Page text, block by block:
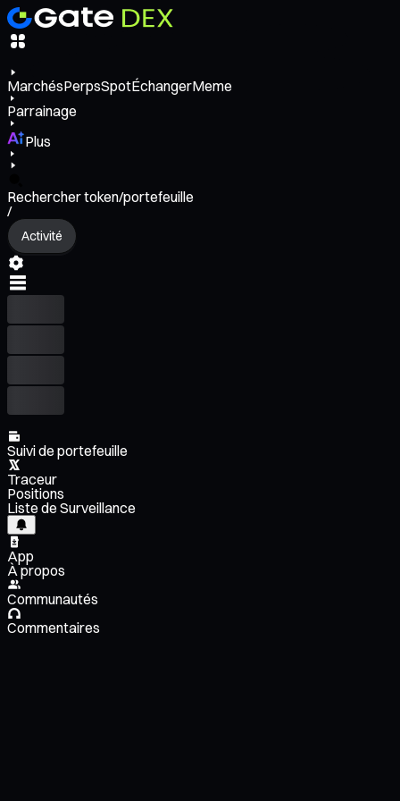
MarchésPerpsSpotÉchangerMeme
Parrainage
Plus
Rechercher token/portefeuille
/
Activité
Suivi de portefeuille
Traceur
Positions
Liste de Surveillance
App
À propos
Communautés
Commentaires